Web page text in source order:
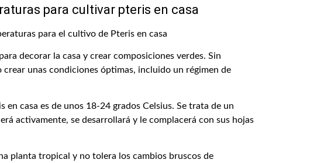
para cultivar pteris en casa
decorar la casa y crear composiciones verdes. Sin
crear unas condiciones óptimas, incluido un régimen de
casa es de unos 18-24 grados Celsius. Se trata de un
activamente, se desarrollará y le complacerá con sus hojas
planta tropical y no tolera los cambios bruscos de